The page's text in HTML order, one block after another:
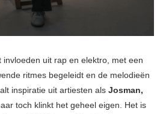
uit rap en elektro, met een
ritmes begeleidt en de melodieën
inspiratie uit artiesten als Josman,
toch klinkt het geheel eigen. Het is